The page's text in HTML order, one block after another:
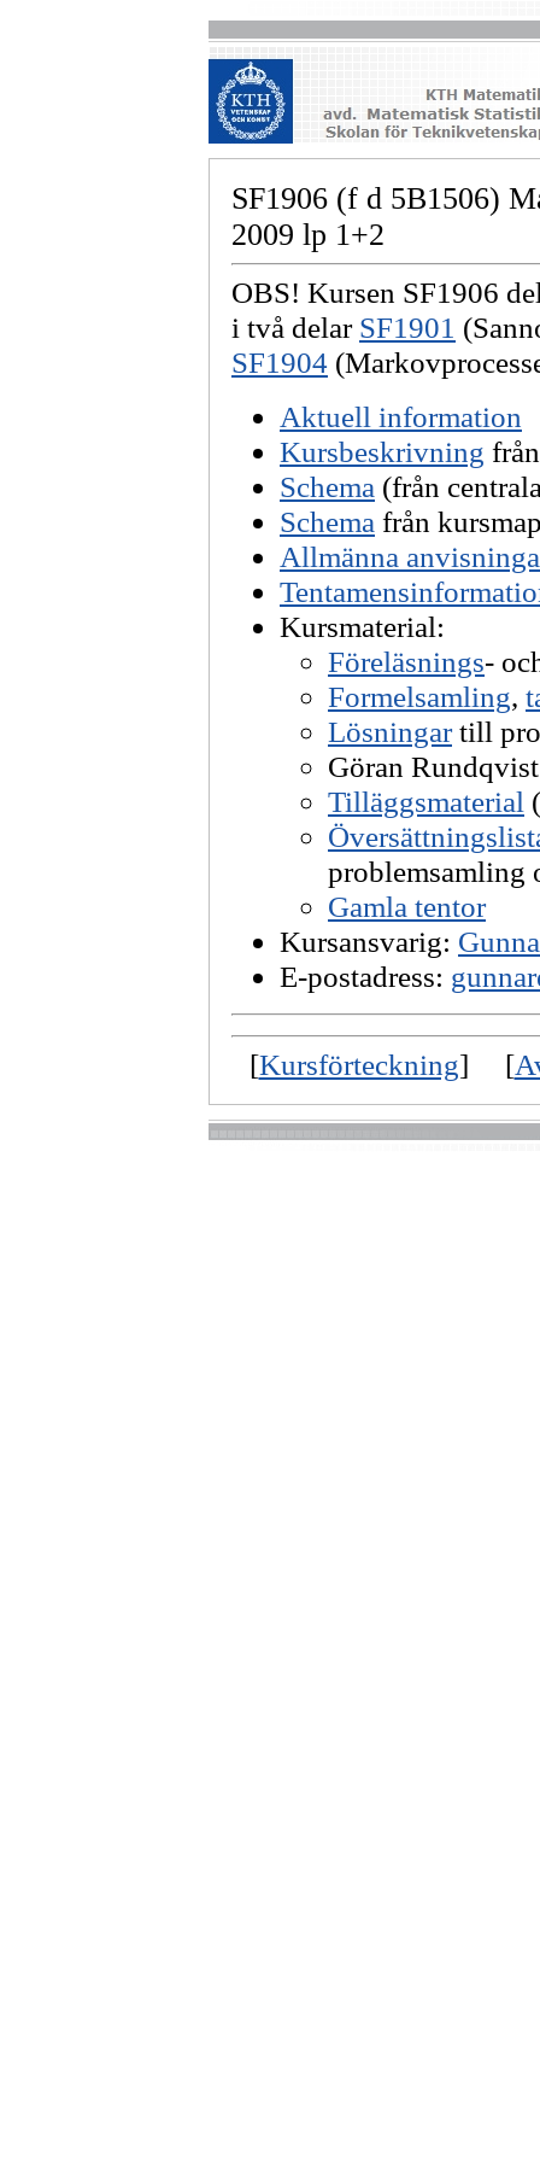
SF1906 (f d 5B1506)
2009 lp 1+2
OBS! Kursen SF1906
i två delar SF1901
SF1904
Aktuell information
Kursbeskrivning
Schema (från
Schema från
Allmänna
Kursmaterial:
Föreläsnings-
Formelsamling,
Lösningartill
Göran
Tilläggsmaterial
problemsamling
Gamla tentor
Kursansvarig:
E-postadress:
[Kursförteckning] [